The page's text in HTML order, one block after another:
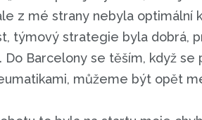
z mé strany nebyla optimální
týmový strategie byla dobrá,
Do Barcelony se těším, když
můžeme být opět